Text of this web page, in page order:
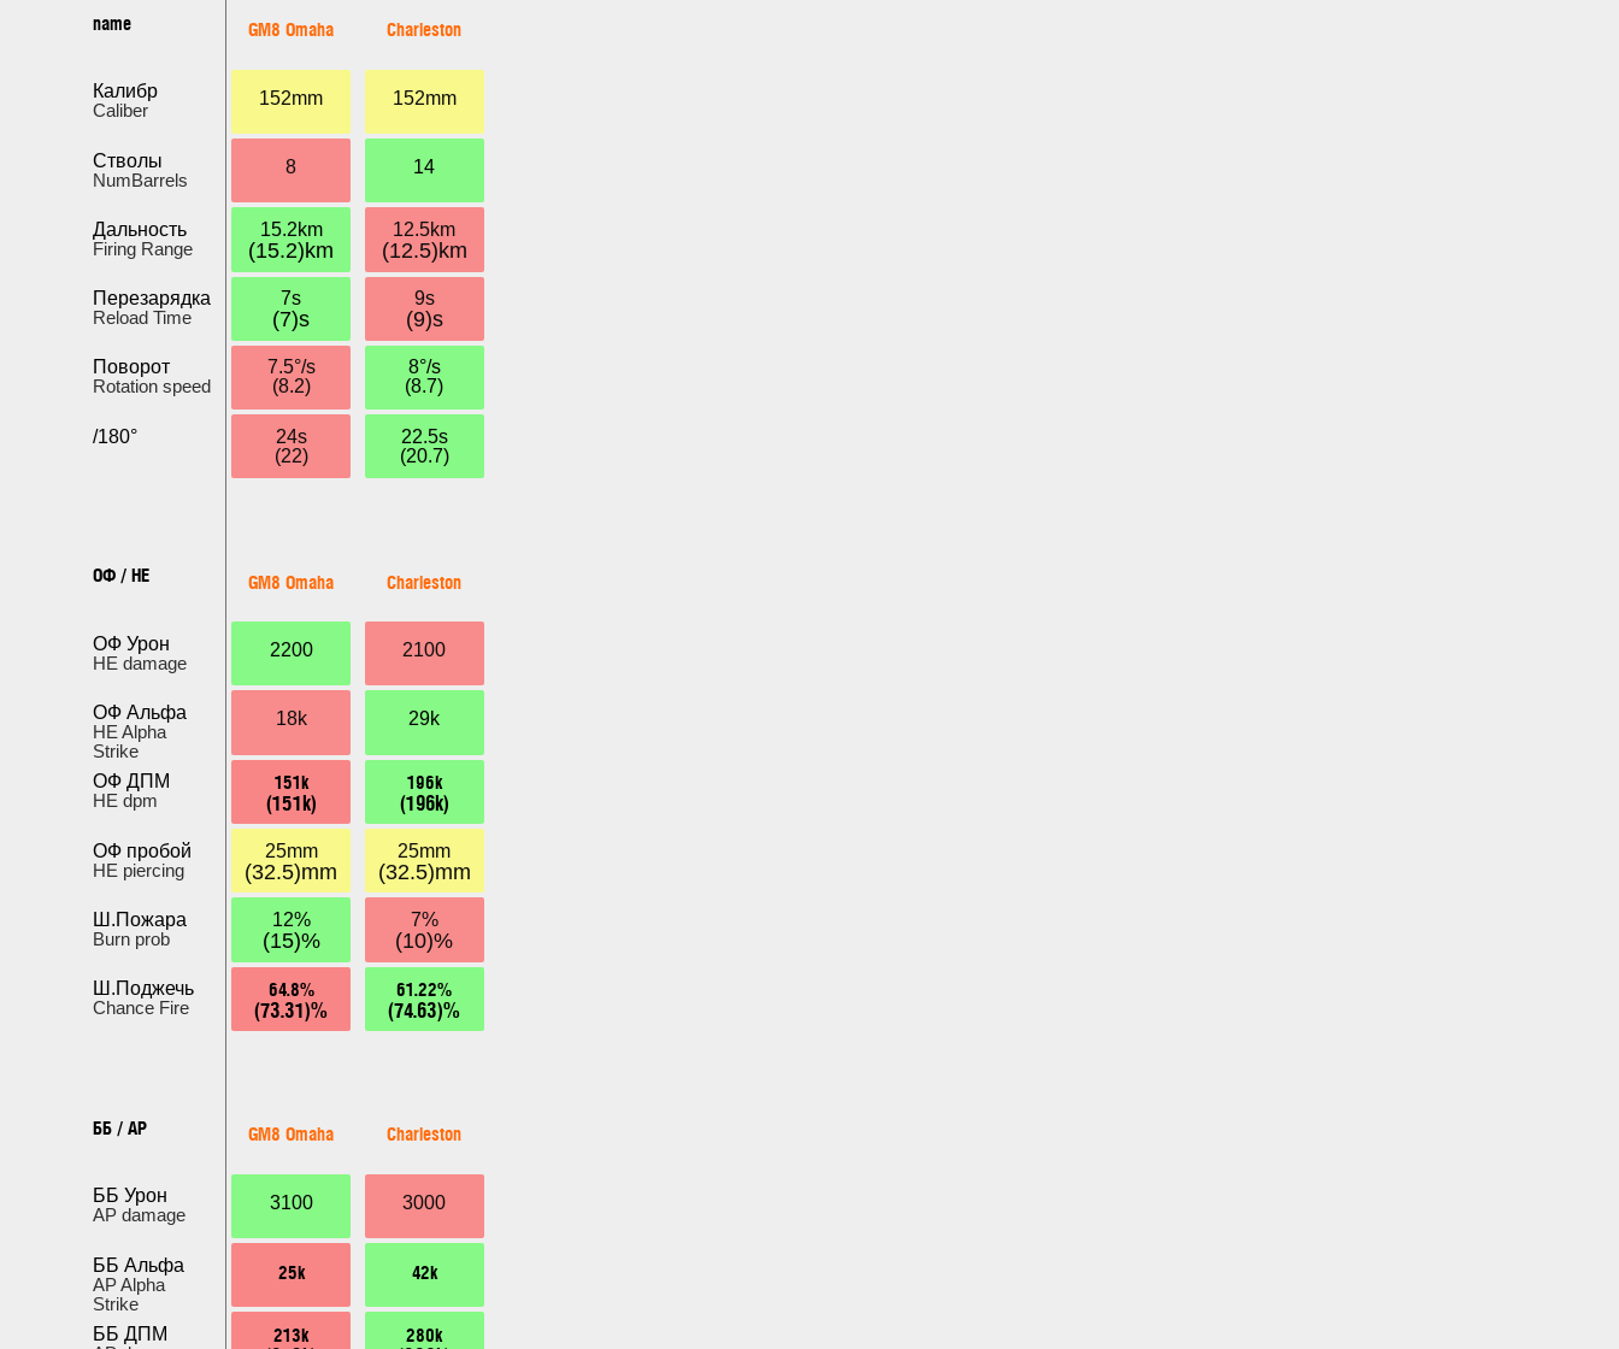
name
Калибр
Caliber
Стволы
NumBarrels
Дальность
Firing Range
Перезарядка
Reload Time
Поворот
Rotation speed
/180°
ОФ / HE
ОФ Урон
HE damage
ОФ Альфа
HE Alpha
Strike
ОФ ДПМ
HE dpm
ОФ пробой
HE piercing
Ш.Пожара
Burn prob
Ш.Поджечь
Chance Fire
ББ / AP
ББ Урон
AP damage
ББ Альфа
AP Alpha
Strike
ББ ДПМ
GM8 Omaha
152mm
8
15.2km
(15.2)km
7s
(7)s
7.5°/s
(8.2)
24s
(22)
GM8 Omaha
2200
18k
151k
(151k)
25mm
(32.5)mm
12%
(15)%
64.8%
(73.31)%
GM8 Omaha
3100
25k
213k
Charleston
152mm
14
12.5km
(12.5)km
9s
(9)s
8°/s
(8.7)
22.5s
(20.7)
Charleston
2100
29k
196k
(196k)
25mm
(32.5)mm
7%
(10)%
61.22%
(74.63)%
Charleston
3000
42k
280k